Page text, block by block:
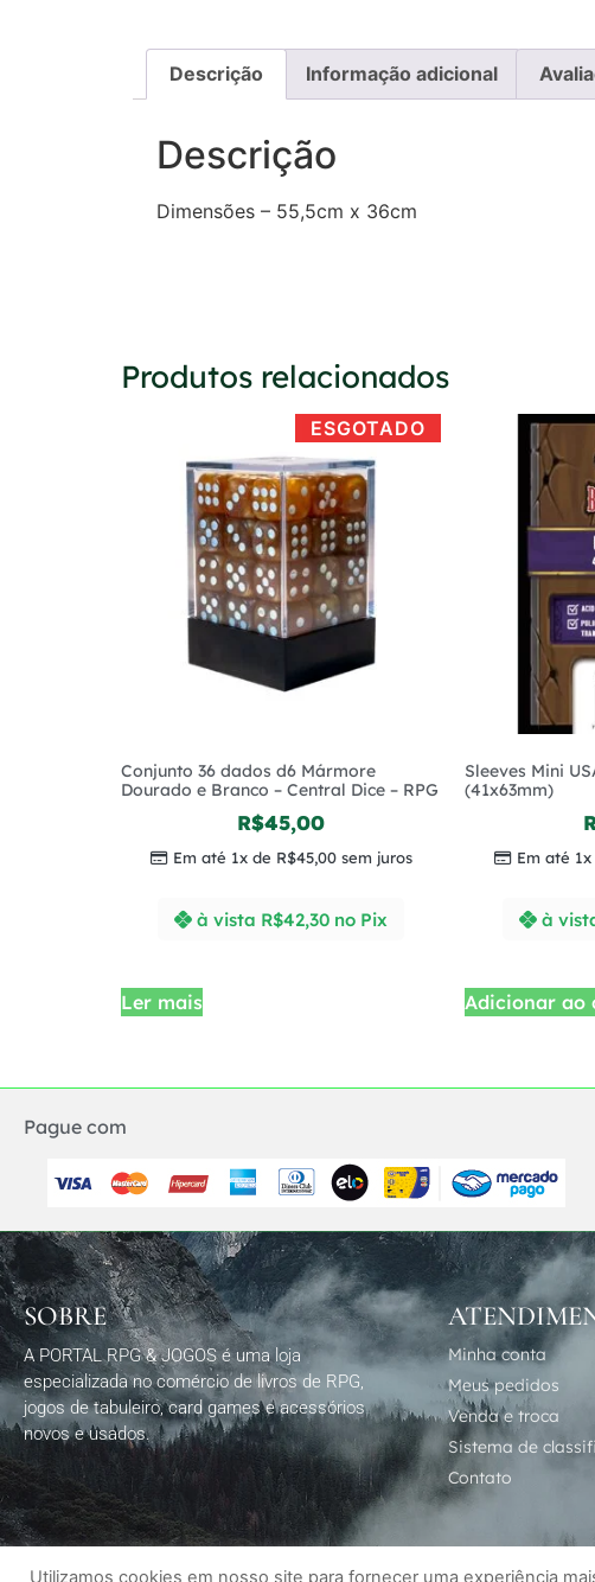
Descrição Informação adicional
Descrição
Dimensões – 55,5cm x 36cm
Produtos relacionados
ESGOTADO
Conjunto 36 dados d6 Mármore
Dourado e Branco – Central Dice – RPG
R$45,00
Em até 1x de R$45,00sem juros
à vista R$42,30 no Pix
Ler mais
Sleeves Mini
(41x63mm)
Em até 1x
à
Adicionar ao
Pague com
SOBRE
A PORTAL RPG & JOGOS é uma loja
especializada no comércio de livros de RPG,
jogos de tabuleiro, card games e acessórios
novos e usados.
Minha conta
Meus pedidos
Venda e troca
Sistema de
Contato
Utilizamos cookies em nosso site para fornecer uma experiência